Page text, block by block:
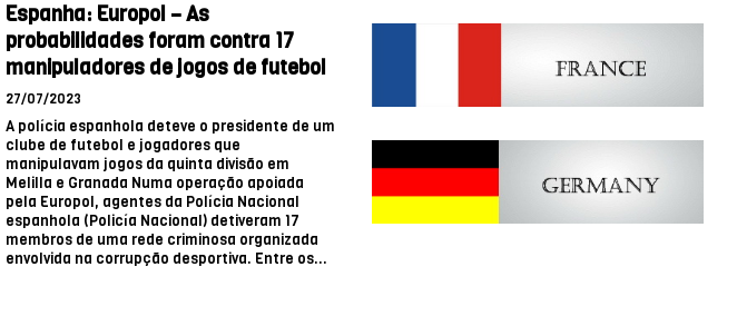
Espanha: Europol – As
probabilidades foram contra 17
manipuladores de jogos de futebol
27/07/2023
A polícia espanhola deteve o presidente de um
clube de futebol e jogadores que
manipulavam jogos da quinta divisão em
Melilla e Granada Numa operação apoiada
pela Europol, agentes da Polícia Nacional
espanhola (Policía Nacional) detiveram 17
membros de uma rede criminosa organizada
envolvida na corrupção desportiva. Entre os...